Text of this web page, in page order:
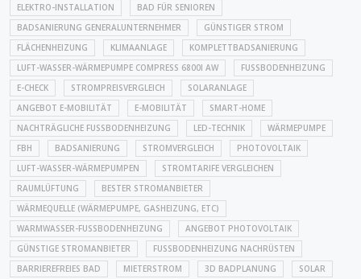
ELEKTRO-INSTALLATION
BAD FÜR SENIOREN
BADSANIERUNG GENERALUNTERNEHMER
GÜNSTIGER STROM
FLÄCHENHEIZUNG
KLIMAANLAGE
KOMPLETTBADSANIERUNG
LUFT-WASSER-WÄRMEPUMPE COMPRESS 6800I AW
FUSSBODENHEIZUNG
E-CHECK
STROMPREISVERGLEICH
SOLARANLAGE
ANGEBOT E-MOBILITÄT
E-MOBILITÄT
SMART-HOME
NACHTRÄGLICHE FUSSBODENHEIZUNG
LED-TECHNIK
WÄRMEPUMPE
FBH
BADSANIERUNG STROMVERGLEICH
PHOTOVOLTAIK
LUFT-WASSER-WÄRMEPUMPEN
STROMTARIFE VERGLEICHEN
RAUMLÜFTUNG
BESTER STROMANBIETER
WÄRMEQUELLE (WÄRMEPUMPE, GASHEIZUNG, ETC)
WARMWASSER-FUSSBODENHEIZUNG
ANGEBOT PHOTOVOLTAIK
GÜNSTIGE STROMANBIETER
FUSSBODENHEIZUNG NACHRÜSTEN
BARRIEREFREIES BAD
MIETERSTROM 3D BADPLANUNG
SOLAR